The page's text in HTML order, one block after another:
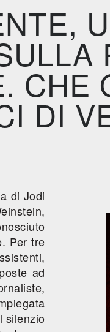
CHE
DI
di Jodi
Per tre
ad
silenzio